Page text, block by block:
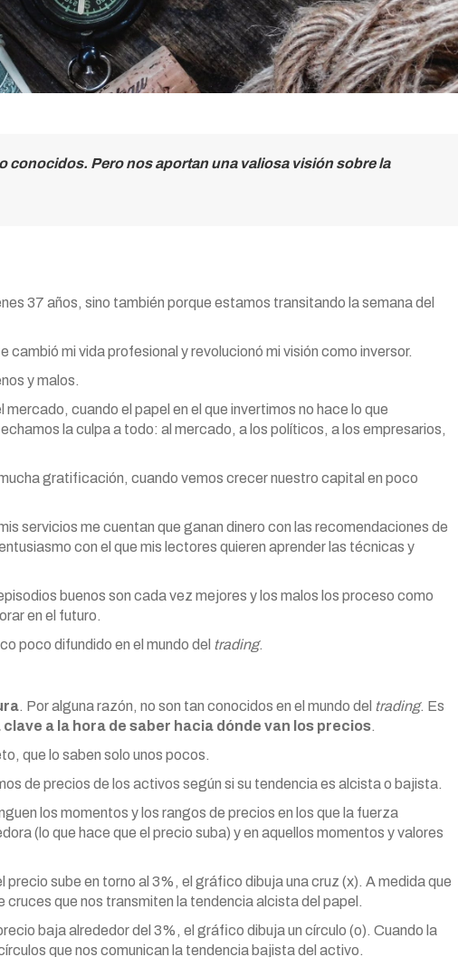
conocidos. Pero nos aportan una valiosa visión sobre la
37 años, sino también porque estamos transitando la semana del
mi vida profesional y revolucionó mi visión como inversor.
y malos.
cuando el papel en el que invertimos no hace lo que
la culpa a todo: al mercado, a los políticos, a los empresarios,
gratificación, cuando vemos crecer nuestro capital en poco
servicios me cuentan que ganan dinero con las recomendaciones de
con el que mis lectores quieren aprender las técnicas y
buenos son cada vez mejores y los malos los proceso como
en el futuro.
poco difundido en el mundo del trading.
. Por alguna razón, no son tan conocidos en el mundo del trading. Es
a la hora de saber hacia dónde van los precios.
que lo saben solo unos pocos.
de precios de los activos según si su tendencia es alcista o bajista.
los momentos y los rangos de precios en los que la fuerza
(lo que hace que el precio suba) y en aquellos momentos y valores
sube en torno al 3%, el gráfico dibuja una cruz (x). A medida que
cruces que nos transmiten la tendencia alcista del papel.
baja alrededor del 3%, el gráfico dibuja un círculo (o). Cuando la
que nos comunican la tendencia bajista del activo.